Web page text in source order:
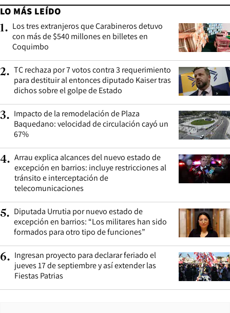
LO MÁS LEÍDO
1. Los tres extranjeros que Carabineros detuvo
con más de $540 millones en billetes en
Coquimbo
2. TC rechaza por 7 votos contra 3 requerimiento
para destituir al entonces diputado Kaiser tras
dichos sobre el golpe de Estado
3. Impacto de la remodelación de Plaza
Baquedano: velocidad de circulación cayó un
67%
4. Arrau explica alcances del nuevo estado de
excepción en barrios: incluye restricciones al
tránsito e interceptación de
telecomunicaciones
5. Diputada Urrutia por nuevo estado de
excepción en barrios: “Los militares han sido
formados para otro tipo de funciones”
6. Ingresan proyecto para declarar feriado el
jueves 17 de septiembre y así extender las
Fiestas Patrias